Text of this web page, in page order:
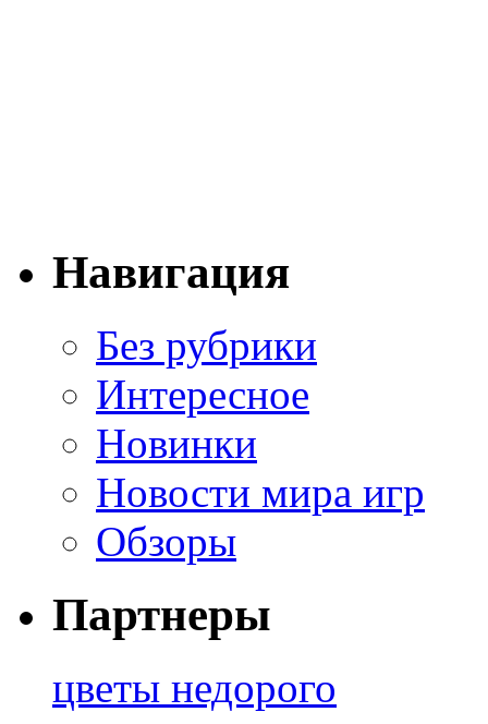
Навигация
Без рубрики
Интересное
Новинки
Новости мира игр
Обзоры
Партнеры
цветы недорого